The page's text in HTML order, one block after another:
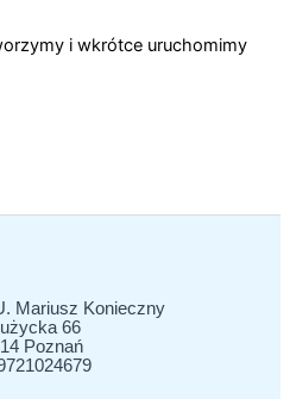
i wkrótce uruchomimy
Mariusz Konieczny
66
Poznań